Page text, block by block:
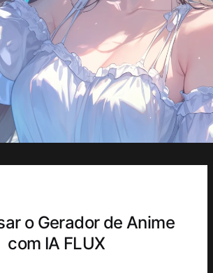
o Gerador de Anime
com IA FLUX